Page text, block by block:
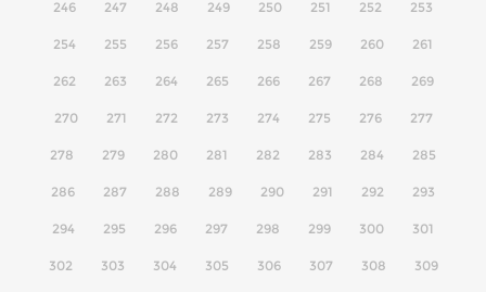
246 247 248 249 250 251 252 253
254 255 256 257 258 259 260 261
262 263 264 265 266 267 268 269
270 271 272 273 274 275 276 277
278 279 280 281 282 283 284 285
286 287 288 289 290 291 292 293
294 295 296 297 298 299 300 301
302 303 304 305 306 307 308 309